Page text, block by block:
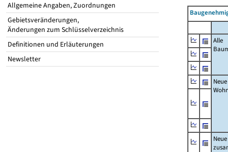
Allgemeine Angaben, Zuordnungen
Gebietsveränderungen,
Änderungen zum Schlüsselverzeichnis
Definitionen und Erläuterungen
Newsletter
Alle
Neue